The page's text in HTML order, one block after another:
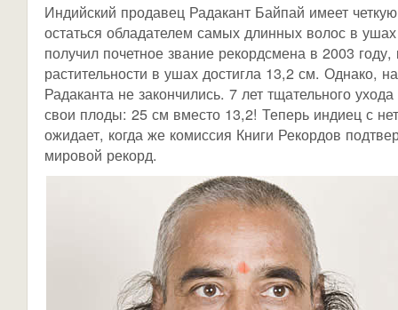
Индийский продавец Радакант Байпай имеет
остаться обладателем самых длинных волос в
получил почетное звание рекордсмена в 2003 году,
растительности в ушах достигла 13,2 см. Однако,
Радаканта не закончились. 7 лет тщательного
свои плоды: 25 см вместо 13,2! Теперь индиец с
ожидает, когда же комиссия Книги Рекордов
мировой рекорд.